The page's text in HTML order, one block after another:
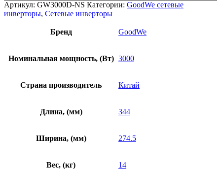
Артикул: GW3000D-NS Категории: GoodWe сетевые
инверторы, Сетевые инверторы
Бренд GoodWe
Номинальная мощность, (Вт) 3000
Страна производитель Китай
Длина, (мм) 344
Ширина, (мм) 274.5
Вес, (кг) 14